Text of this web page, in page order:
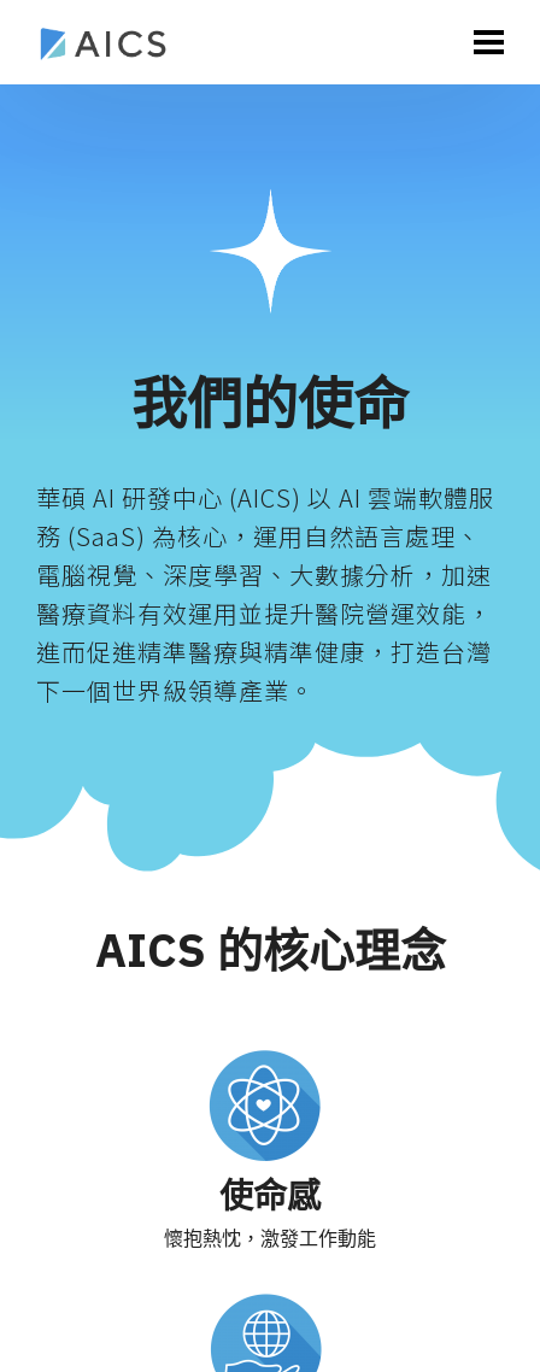
我們的使命
華碩 AI 研發中心 (AICS) 以 AI 雲端軟體服
務 (SaaS) 為核心，運用自然語言處理、
電腦視覺、深度學習、大數據分析，加速
醫療資料有效運用並提升醫院營運效能，
進而促進精準醫療與精準健康，打造台灣
下一個世界級領導產業。
AICS 的核心理念
使命感​
懷抱熱忱，激發工作動能